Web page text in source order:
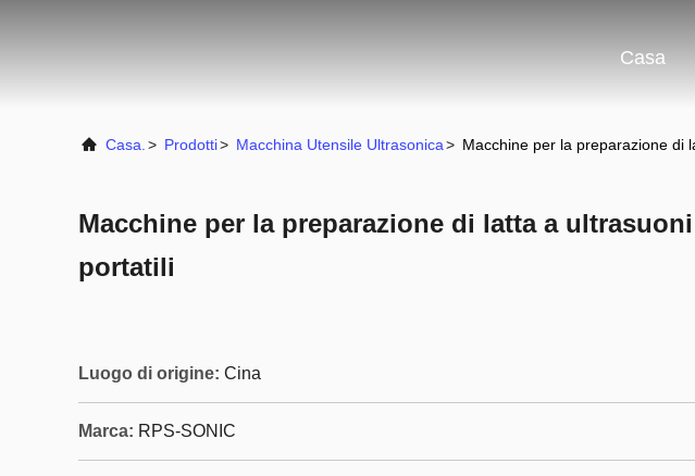
Casa
Casa. > Prodotti> Macchina Utensile Ultrasonica> Macchine per la preparazione di
Macchine per la preparazione di latta a ultrasuoni
portatili
Luogo di origine: Cina
Marca: RPS-SONIC